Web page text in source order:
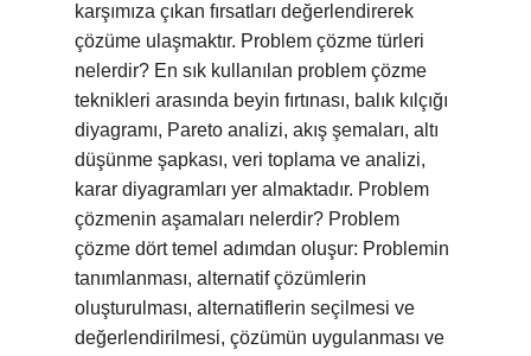
karşımıza çıkan fırsatları değerlendirerek
çözüme ulaşmaktır. Problem çözme türleri
nelerdir? En sık kullanılan problem çözme
teknikleri arasında beyin fırtınası, balık kılçığı
diyagramı, Pareto analizi, akış şemaları, altı
düşünme şapkası, veri toplama ve analizi,
karar diyagramları yer almaktadır. Problem
çözmenin aşamaları nelerdir? Problem
çözme dört temel adımdan oluşur: Problemin
tanımlanması, alternatif çözümlerin
oluşturulması, alternatiflerin seçilmesi ve
değerlendirilmesi, çözümün uygulanması ve